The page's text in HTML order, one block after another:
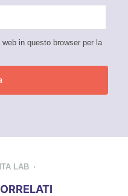
in questo browser per la
LAB